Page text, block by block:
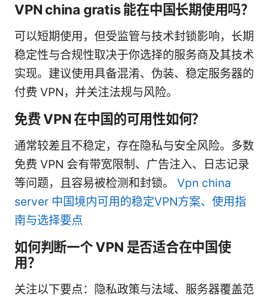
VPN china gratis 能在中国长期使用吗？
可以短期使用，但受监管与技术封锁影响，长期
稳定性与合规性取决于你选择的服务商及其技术
实现。建议使用具备混淆、伪装、稳定服务器的
付费 VPN，并关注法规与风险。
免费 VPN 在中国的可用性如何？
通常较差且不稳定，存在隐私与安全风险。多数
免费 VPN 会有带宽限制、广告注入、日志记录
等问题，且容易被检测和封锁。 Vpn china
server 中国境内可用的稳定VPN方案、使用指
南与选择要点
如何判断一个 VPN 是否适合在中国使
用？
关注以下要点：隐私政策与法域、服务器覆盖范